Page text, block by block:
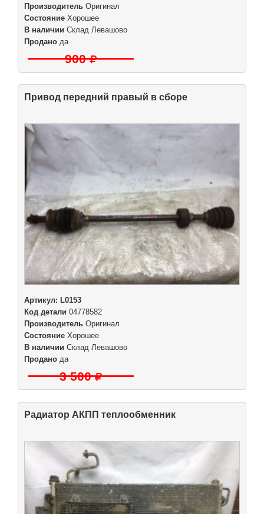
Производитель Оригинал
Состояние Хорошее
В наличии Склад Левашово
Продано да
900
Привод передний правый в сборе
Артикул: L0153
Код детали 04778582
Производитель Оригинал
Состояние Хорошее
В наличии Склад Левашово
Продано да
3 500
Радиатор АКПП теплообменник